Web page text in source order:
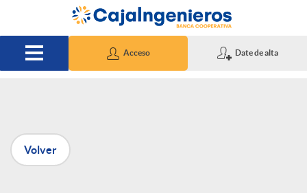
Saltar al contenido principal
Acceso Date de alta
P
u
Volver